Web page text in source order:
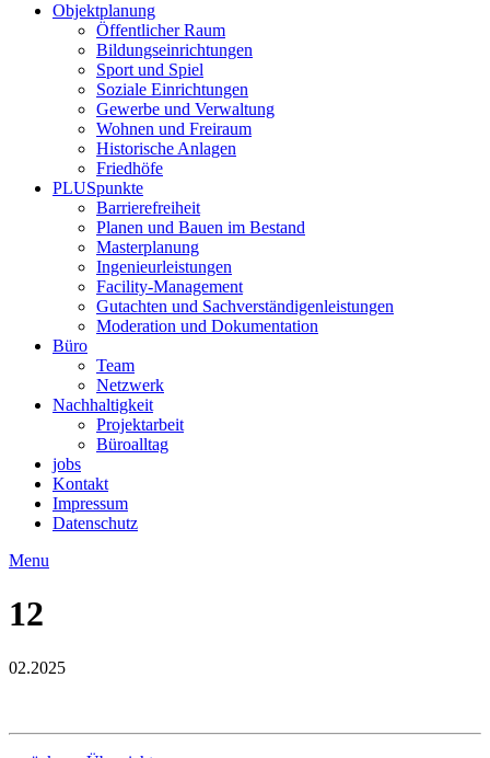
Objektplanung
Öffentlicher Raum
Bildungseinrichtungen
Sport und Spiel
Soziale Einrichtungen
Gewerbe und Verwaltung
Wohnen und Freiraum
Historische Anlagen
Friedhöfe
PLUSpunkte
Barrierefreiheit
Planen und Bauen im Bestand
Masterplanung
Ingenieurleistungen
Facility-Management
Gutachten und Sachverständigenleistungen
Moderation und Dokumentation
Büro
Team
Netzwerk
Nachhaltigkeit
Projektarbeit
Büroalltag
jobs
Kontakt
Impressum
Datenschutz
Menu
12
02.2025